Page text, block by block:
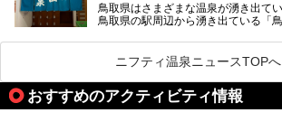
機関も充実しています。
三朝温泉の魅力を味わえる温泉旅館
ジウム泉が湧き、飲泉のできる施設
鳥取県内でおすすめのスーパー銭湯
鳥取県はさまざまな温泉が湧き出て
鳥取県の駅周辺から湧き出ている「
観光客に限らず、地元の人々にも親
泉」を、大正14年からある歴史のあ
してきました！
ニフティ温泉ニュースTOPへ
おすすめのアクティビティ情報